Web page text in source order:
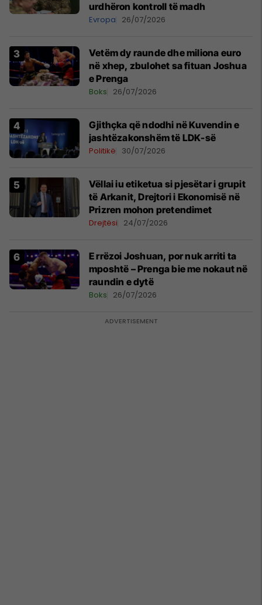
urdhëron kontroll të madh
Evropa 26/07/2026
Vetëm dy raunde dhe miliona euro
në xhep, zbulohet sa fituan Joshua
e Prenga
Boks 26/07/2026
Gjithçka që ndodhi në Kuvendin e
jashtëzakonshëm të LDK-së
Politikë 30/07/2026
Vëllai iu etiketua si pjesëtar i grupit
të Arkanit, Drejtori i Ekonomisë në
Prizren mohon pretendimet
Drejtësi 24/07/2026
E rrëzoi Joshuan, por nuk arriti ta
mposhtë – Prenga bie me nokaut në
raundin e dytë
Boks 26/07/2026